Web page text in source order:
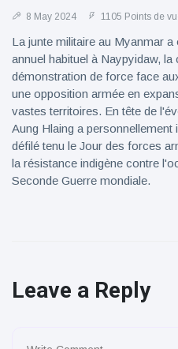
8 May 2024 1105 Points de
La junte militaire au Myanmar
annuel habituel à Naypyidaw, la
démonstration de force face
une opposition armée en
vastes territoires. En tête de
Aung Hlaing a
défilé tenu le Jour des forces
la résistance indigène contre
Seconde Guerre mondiale.
Leave a Reply